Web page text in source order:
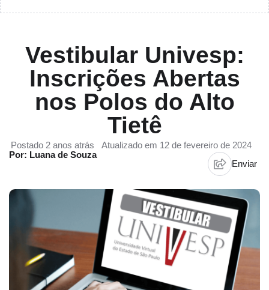
Vestibular Univesp:
Inscrições Abertas
nos Polos do Alto
Tietê
Postado 2 anos atrás
Atualizado em 12 de fevereiro de 2024
Por: Luana de Souza
Enviar